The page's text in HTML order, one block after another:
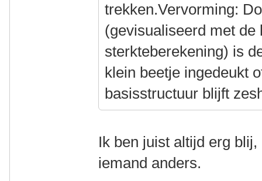
trekken.Vervorming:
(gevisualiseerd met de
sterkteberekening) is
klein beetje ingedeukt
basisstructuur blijft
Ik ben juist altijd erg
iemand anders.